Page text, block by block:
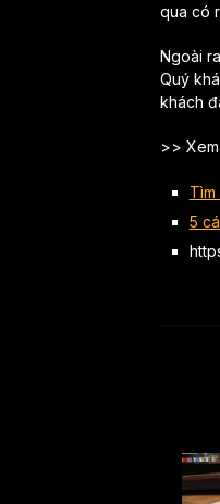
qua có
Ngoài
Quý
khách
>>
5